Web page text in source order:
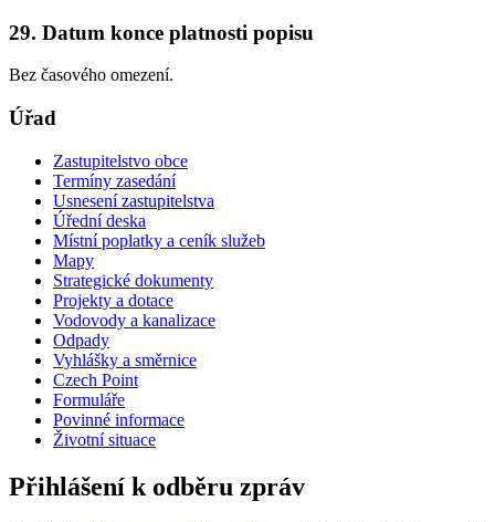
29. Datum konce platnosti popisu
Bez časového omezení.
Úřad
Zastupitelstvo obce
Termíny zasedání
Usnesení zastupitelstva
Úřední deska
Místní poplatky a ceník služeb
Mapy
Strategické dokumenty
Projekty a dotace
Vodovody a kanalizace
Odpady
Vyhlášky a směrnice
Czech Point
Formuláře
Povinné informace
Životní situace
Přihlášení k odběru zpráv